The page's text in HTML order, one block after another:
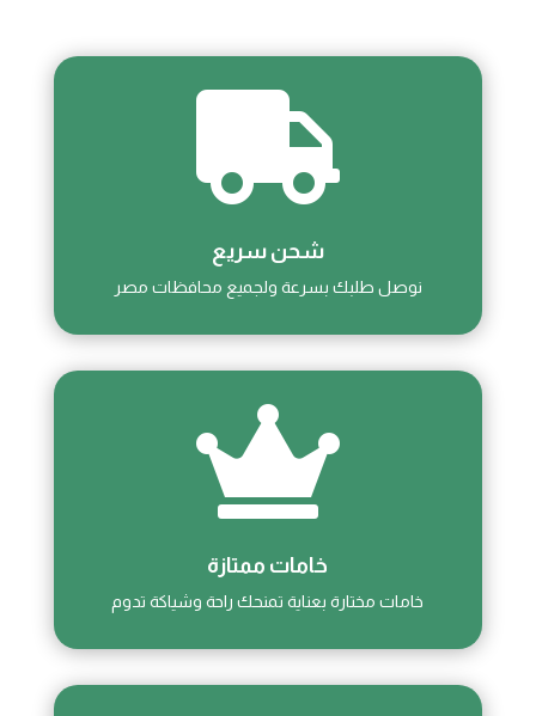

شحن سريع
نوصل طلبك بسرعة ولجميع محافظات مصر

خامات ممتازة
خامات مختارة بعناية تمنحك راحة وشياكة تدوم